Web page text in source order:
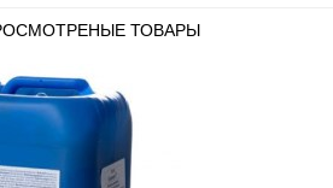
ТОВАРЫ